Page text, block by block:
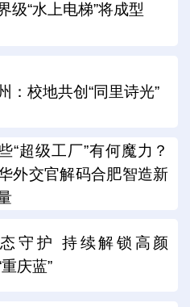
级“水上电梯”将成型
：校地共创“同里诗光”
“超级工厂”有何魔力？
外交官解码合肥智造新
守护 持续解锁高颜
重庆蓝”